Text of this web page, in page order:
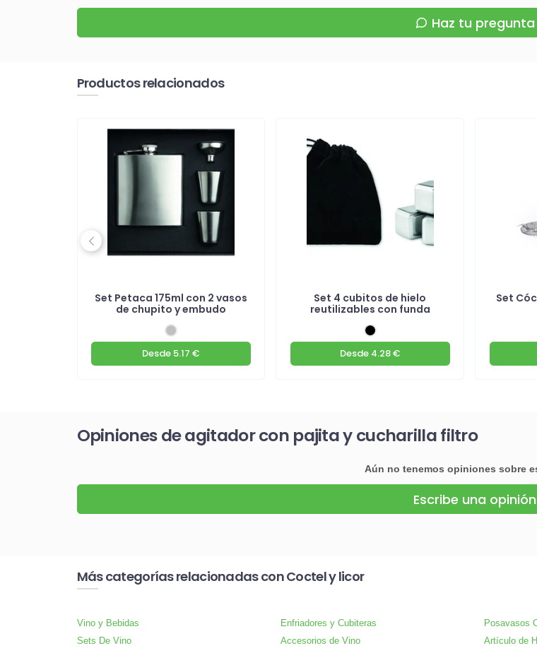
Haz tu pregunta
Productos relacionados
Set Petaca 175ml con 2 vasos
de chupito y embudo
Desde 5.17 €
Set 4 cubitos de hielo
reutilizables con funda
Desde 4.28 €
Set
Previous
Opiniones de agitador con pajita y cucharilla filtro
Aún no tenemos opiniones sobre
Escribe una opinión
Más categorías relacionadas con Coctel y licor
Vino y Bebidas Enfriadores y Cubiteras Posavasos
Sets De Vino
Accesorios de Vino Artículo de